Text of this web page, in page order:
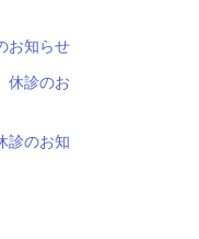
お知らせ
休診のお
診のお知